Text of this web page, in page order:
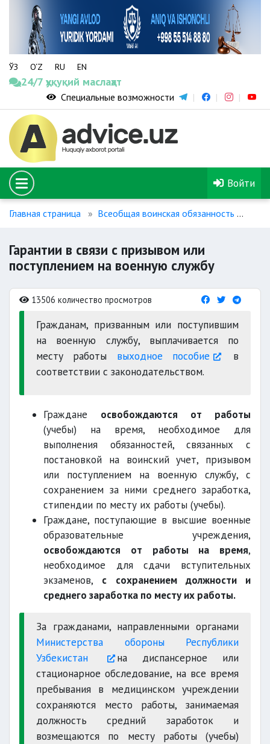
ЎЗ O‘Z RU EN
24/7 ҳуқуқий маслаҳат
Специальные возможности
Войти
Главная страница Всеобщая воинская обязанность
Гарантии в связи с призывом или
поступлением на военную службу
13506 количество просмотров
Гражданам, призванным или поступившим
на военную службу, выплачивается по
месту работы выходное пособие
в
соответствии с законодательством.
Граждане освобождаются от работы
(учебы) на время, необходимое для
выполнения обязанностей, связанных с
постановкой на воинский учет, призывом
или поступлением на военную службу, с
сохранением за ними среднего заработка,
стипендии по месту их работы (учебы).
Граждане, поступающие в высшие военные
образовательные учреждения,
освобождаются от работы на время,
необходимое для сдачи вступительных
экзаменов, с сохранением должности и
среднего заработка по месту их работы.
За гражданами, направленными органами
Министерства обороны Республики
Узбекистан
на диспансерное или
стационарное обследование, на все время
пребывания в медицинском учреждении
сохраняются место работы, занимаемая
должность средний заработок и
возмещаются по месту работы (учебы)